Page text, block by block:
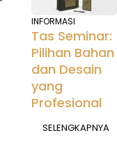
INFORMASI
Tas Seminar:
Pilihan Bahan
dan Desain
yang
Profesional
SELENGKAPNYA